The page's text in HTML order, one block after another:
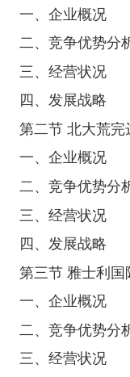
一、企业概况
二、竞争优势分
三、经营状况
四、发展战略
第二节 北大荒完
一、企业概况
二、竞争优势分
三、经营状况
四、发展战略
第三节 雅士利国
一、企业概况
二、竞争优势分
三、经营状况